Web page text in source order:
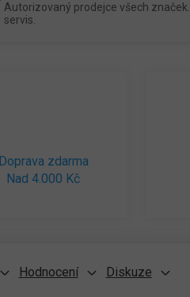
Autorizovaný prodejce všech
servis.
Doprava zdarma
Nad 4.000 Kč
Hodnocení Diskuze